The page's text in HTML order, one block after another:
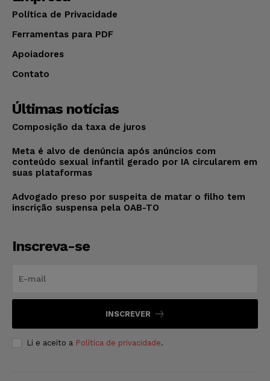
Política de Privacidade
Ferramentas para PDF
Apoiadores
Contato
Últimas notícias
Composição da taxa de juros
Meta é alvo de denúncia após anúncios com
conteúdo sexual infantil gerado por IA circularem em
suas plataformas
Advogado preso por suspeita de matar o filho tem
inscrição suspensa pela OAB-TO
Inscreva-se
INSCREVER
Li e aceito a Política de privacidade.